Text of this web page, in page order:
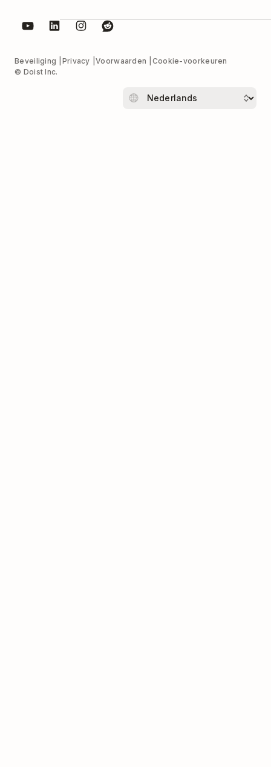
Beveiliging Privacy Voorwaarden
Cookie-voorkeuren
© Doist Inc.